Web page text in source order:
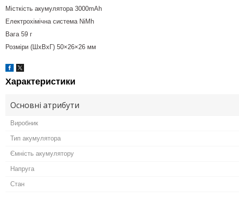
Місткість акумулятора 3000mAh
Електрохімічна система NiMh
Вага 59 г
Розміри (ШхВхГ) 50×26×26 мм
Характеристики
Основні атрибути
Виробник
Тип акумулятора
Ємність акумулятору
Напруга
Стан